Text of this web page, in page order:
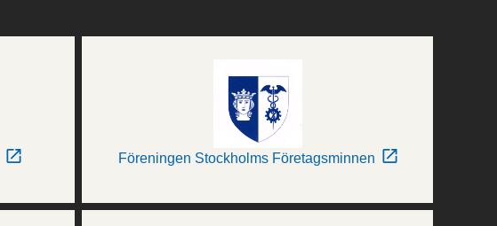
Föreningen Stockholms Företagsminnen